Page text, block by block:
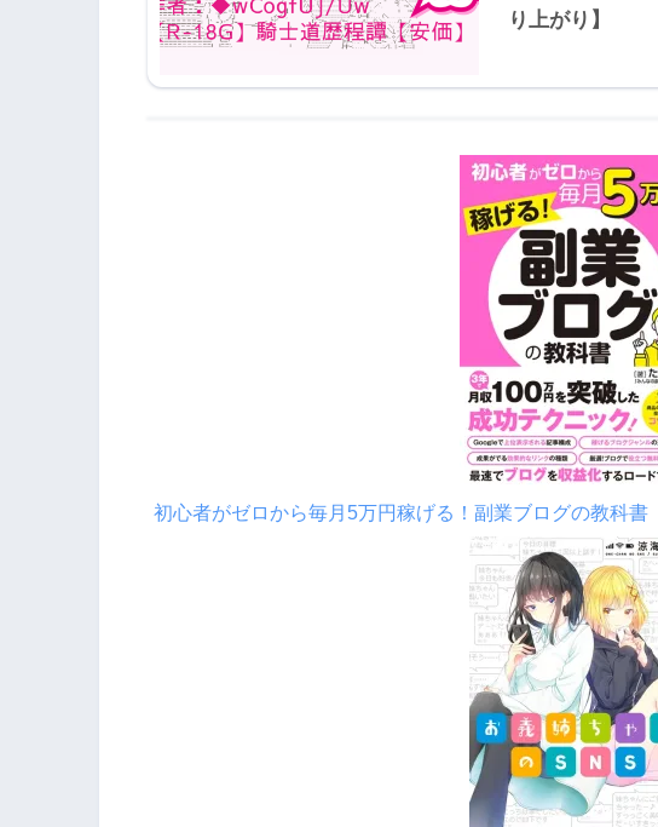
り上がり】
初心者がゼロから毎月5万円稼げる！副業ブログの教科書